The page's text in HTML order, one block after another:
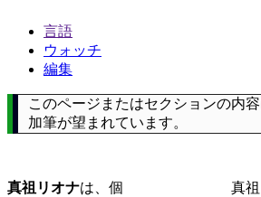
言語
ウォッチ
編集
このページまたはセクションの内容
加筆が望まれています。
真
真祖リオナは、個